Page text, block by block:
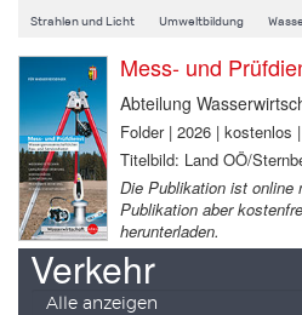
Strahlen und Licht Umweltbildung
Mess- und
Abteilung
Folder | 2026 |
Titelbild: Land OÖ/
Die Publikation ist online
Publikation aber
herunterladen.
Verkehr
Alle anzeigen